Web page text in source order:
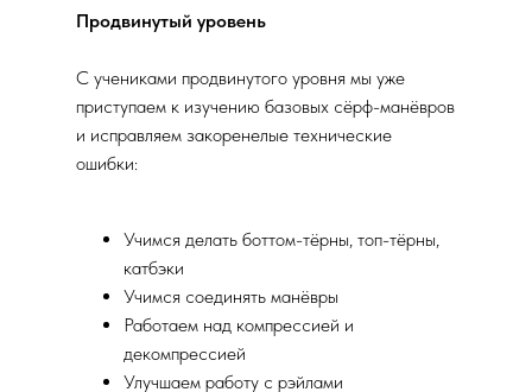
Продвинутый уровень
С учениками продвинутого уровня мы уже
приступаем к изучению базовых сёрф-манёвров
и исправляем закоренелые технические
ошибки:
Учимся делать боттом-тёрны, топ-тёрны,
катбэки
Учимся соединять манёвры
Работаем над компрессией и
декомпрессией
Улучшаем работу с рэйлами